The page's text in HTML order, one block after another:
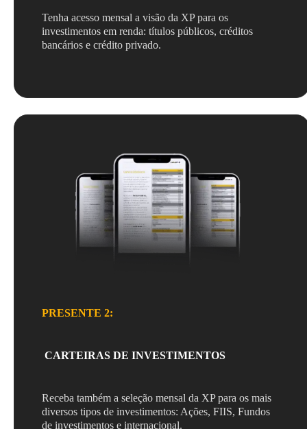
Tenha acesso mensal a visão da XP para os
investimentos em renda: títulos públicos, créditos
bancários e crédito privado.
PRESENTE 2:
CARTEIRAS DE INVESTIMENTOS
Receba também a seleção mensal da XP para os mais
diversos tipos de investimentos: Ações, FIIS, Fundos
de investimentos e internacional.